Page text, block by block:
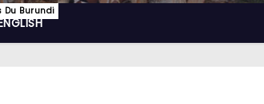
Du Burundi